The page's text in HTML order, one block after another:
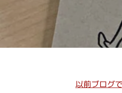
以前ブログ